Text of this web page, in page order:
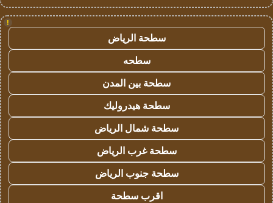
!
سطحة الرياض
سطحه
سطحة بين المدن
سطحة هيدروليك
سطحة شمال الرياض
سطحة غرب الرياض
سطحة جنوب الرياض
اقرب سطحة